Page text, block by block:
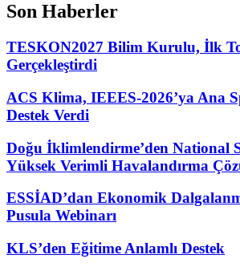
Son Haberler
TESKON2027 Bilim Kurulu, İlk
Gerçekleştirdi
ACS Klima, IEEES-2026’ya Ana
Destek Verdi
Doğu İklimlendirme’den National
Yüksek Verimli Havalandırma
ESSİAD’dan Ekonomik
Pusula Webinarı
KLS’den Eğitime Anlamlı Destek